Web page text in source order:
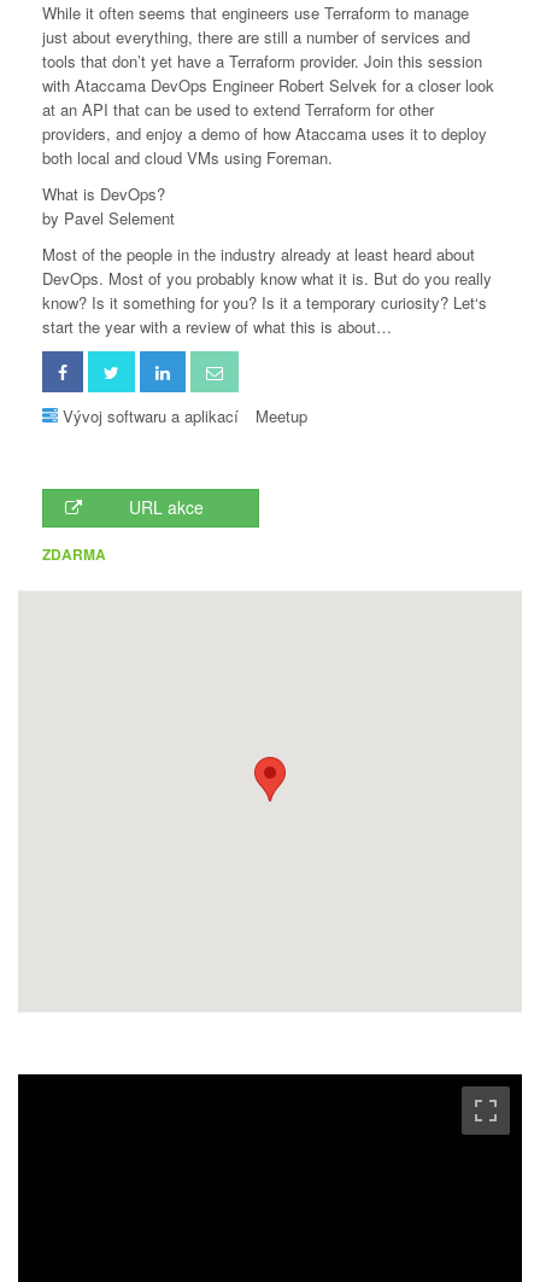
While it often seems that engineers use Terraform to manage
just about everything, there are still a number of services and
tools that don’t yet have a Terraform provider. Join this session
with Ataccama DevOps Engineer Robert Selvek for a closer look
at an API that can be used to extend Terraform for other
providers, and enjoy a demo of how Ataccama uses it to deploy
both local and cloud VMs using Foreman.
What is DevOps?
by Pavel Selement
Most of the people in the industry already at least heard about
DevOps. Most of you probably know what it is. But do you really
know? Is it something for you? Is it a temporary curiosity? Let‘s
start the year with a review of what this is about…
Vývoj softwaru a aplikací Meetup
URL akce
ZDARMA